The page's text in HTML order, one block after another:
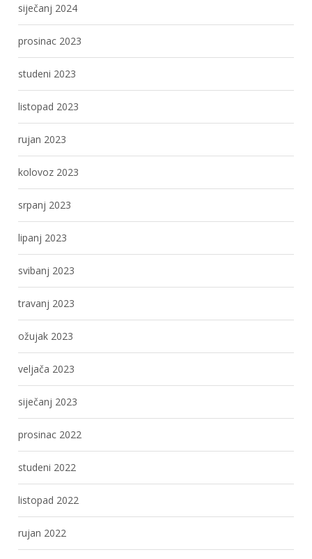
siječanj 2024
prosinac 2023
studeni 2023
listopad 2023
rujan 2023
kolovoz 2023
srpanj 2023
lipanj 2023
svibanj 2023
travanj 2023
ožujak 2023
veljača 2023
siječanj 2023
prosinac 2022
studeni 2022
listopad 2022
rujan 2022